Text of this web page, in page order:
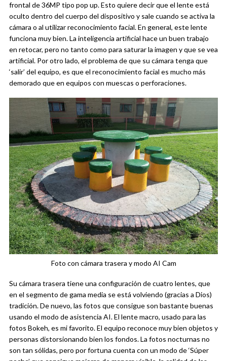
frontal de 36MP tipo pop up. Esto quiere decir que el lente está
oculto dentro del cuerpo del dispositivo y sale cuando se activa la
cámara o al utilizar reconocimiento facial. En general, este lente
funciona muy bien. La inteligencia artificial hace un buen trabajo
en retocar, pero no tanto como para saturar la imagen y que se vea
artificial. Por otro lado, el problema de que su cámara tenga que
‘salir’ del equipo, es que el reconocimiento facial es mucho más
demorado que en equipos con muescas o perforaciones.
Foto con cámara trasera y modo AI Cam
Su cámara trasera tiene una configuración de cuatro lentes, que
en el segmento de gama media se está volviendo (gracias a Dios)
tradición. De nuevo, las fotos que consigue son bastante buenas
usando el modo de asistencia AI. El lente macro, usado para las
fotos Bokeh, es mi favorito. El equipo reconoce muy bien objetos y
personas distorsionando bien los fondos. La fotos nocturnas no
son tan sólidas, pero por fortuna cuenta con un modo de ‘Súper